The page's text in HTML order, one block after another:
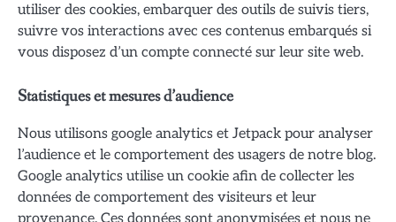
utiliser des cookies, embarquer des outils de suivis tiers,
suivre vos interactions avec ces contenus embarqués si
vous disposez d’un compte connecté sur leur site web.
Statistiques et mesures d’audience
Nous utilisons google analytics et Jetpack pour analyser
l’audience et le comportement des usagers de notre blog.
Google analytics utilise un cookie afin de collecter les
données de comportement des visiteurs et leur